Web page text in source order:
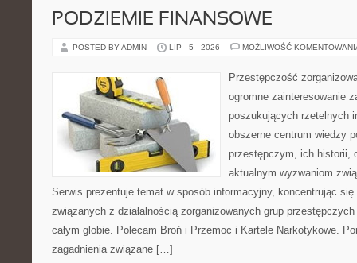
PODZIEMIE FINANSOWE
POSTED BY ADMIN LIP - 5 - 2026 MOŻLIWOŚĆ
Przestępczość
ogromne zainteresowanie
poszukujących rzetelnych
obszerne centrum wiedzy
przestępczym, ich historii,
aktualnym wyzwaniom
Serwis prezentuje temat w sposób informacyjny, koncentrując
związanych z działalnością zorganizowanych grup
całym globie. Polecam Broń i Przemoc i Kartele Narkotykowe.
zagadnienia związane […]